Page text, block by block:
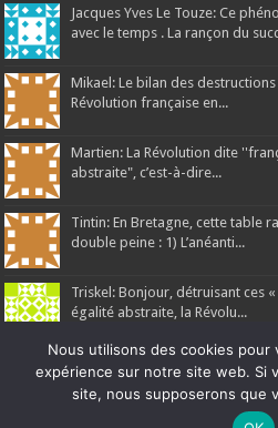
Jacques Yves Le Touze: Ce
avec le temps . La rançon du
Mikael: Le bilan des
Révolution française en...
Martien: La Révolution dite
abstraite", c’est-à-dire...
Tintin: En Bretagne, cette table
double peine : 1) L’anéanti...
Triskel: Bonjour, détruisant ces
égalité abstraite, la Révolu...
Ne manquez pas la nouveauté de
Nous utilisons des cookies pour
expérience sur notre site web. Si
site, nous supposerons que